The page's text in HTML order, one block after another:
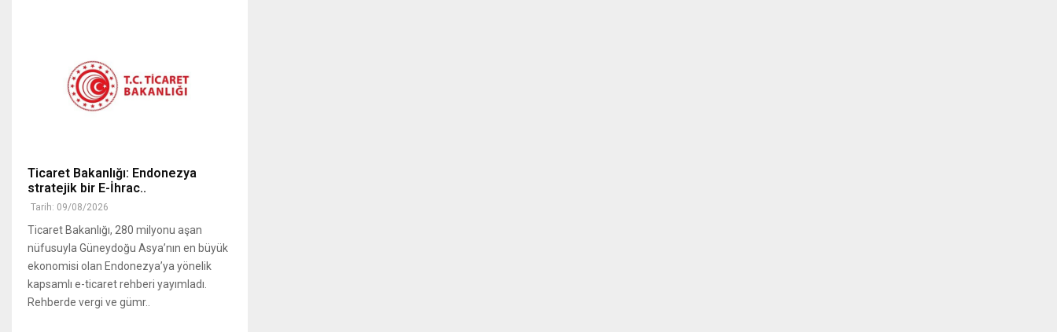
Ticaret Bakanlığı: Endonezya
stratejik bir E-İhrac..
Tarih: 09/08/2026
Ticaret Bakanlığı, 280 milyonu aşan
nüfusuyla Güneydoğu Asya’nın en büyük
ekonomisi olan Endonezya’ya yönelik
kapsamlı e-ticaret rehberi yayımladı.
Rehberde vergi ve gümr..